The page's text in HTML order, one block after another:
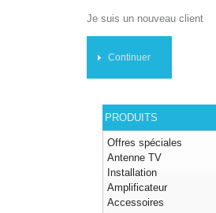
Je suis un nouveau client
Continuer
PRODUITS
Offres spéciales
Antenne TV
Installation
Amplificateur
Accessoires